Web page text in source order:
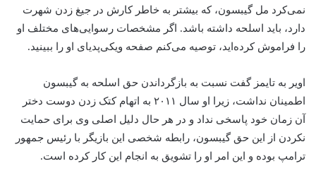
نمی‌کرد مل گیبسون، که بیشتر به خاطر کارش در جیغ زدن شهرت
دارد، باید اسلحه داشته باشد. اگر مشخصات رسوایی‌های مختلف او
را فراموش کرده‌اید، توصیه می‌کنم صفحه ویکی‌پدیای او را ببینید.
اویر به تایمز گفت نسبت به بازگرداندن حق اسلحه به گیبسون
اطمینان نداشت، زیرا او سال ۲۰۱۱ به اتهام کتک زدن دوست دختر
آن زمان خود پاسخی نداد و در هر حال دلیل اصلی وی برای حمایت
نکردن از این حق گیبسون، رابطه شخصی این بازیگر با رئیس جمهور
ترامپ بوده و این امر او را تشویق به انجام این کار کرده است.